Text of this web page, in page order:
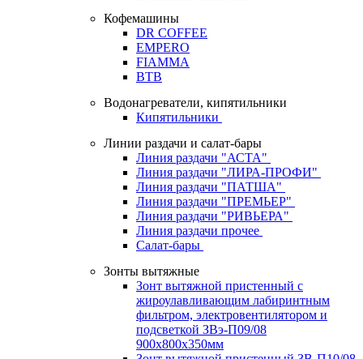
Кофемашины
DR COFFEE
EMPERO
FIAMMA
BTB
Водонагреватели, кипятильники
Кипятильники
Линии раздачи и салат-бары
Линия раздачи "АСТА"
Линия раздачи "ЛИРА-ПРОФИ"
Линия раздачи "ПАТША"
Линия раздачи "ПРЕМЬЕР"
Линия раздачи "РИВЬЕРА"
Линия раздачи прочее
Салат-бары
Зонты вытяжные
Зонт вытяжной пристенный с
жироулавливающим лабиринтным
фильтром, электровентилятором и
подсветкой ЗВэ-П09/08
900х800х350мм